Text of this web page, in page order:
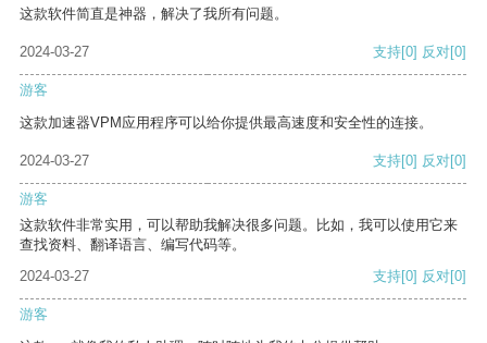
这款软件简直是神器，解决了我所有问题。
2024-03-27 支持[0] 反对[0]
游客
这款加速器VPM应用程序可以给你提供最高速度和安全性的连接。
2024-03-27 支持[0] 反对[0]
游客
这款软件非常实用，可以帮助我解决很多问题。比如，我可以使用它来
查找资料、翻译语言、编写代码等。
2024-03-27
支持[0] 反对[0]
游客